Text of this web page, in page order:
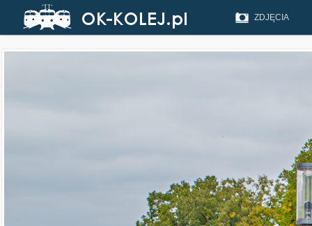
ZDJĘCIA